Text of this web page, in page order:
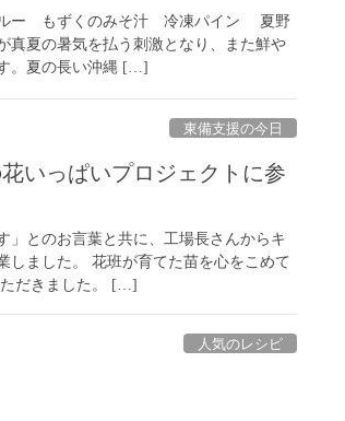
ー もずくのみそ汁 冷凍パイン 夏野
真夏の暑気を払う刺激となり、また鮮や
。夏の長い沖縄 […]
東備支援の今日
いっぱいプロジェクトに参
」とのお言葉と共に、工場長さんからキ
しました。 花班が育てた苗を心をこめて
ただきました。 […]
人気のレシピ